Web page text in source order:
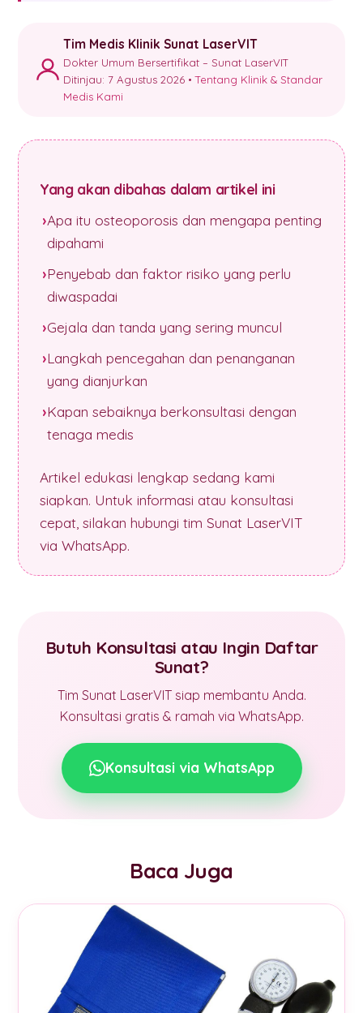
Tim Medis Klinik Sunat LaserVIT
Dokter Umum Bersertifikat – Sunat LaserVIT
Ditinjau: 7 Agustus 2026 •Tentang Klinik & Standar
Medis Kami
Yang akan dibahas dalam artikel ini
Apa itu osteoporosis dan mengapa penting
dipahami
Penyebab dan faktor risiko yang perlu
diwaspadai
Gejala dan tanda yang sering muncul
Langkah pencegahan dan penanganan
yang dianjurkan
Kapan sebaiknya berkonsultasi dengan
tenaga medis
Artikel edukasi lengkap sedang kami
siapkan. Untuk informasi atau konsultasi
cepat, silakan hubungi tim Sunat LaserVIT
via WhatsApp.
Butuh Konsultasi atau Ingin Daftar
Sunat?
Tim Sunat LaserVIT siap membantu Anda.
Konsultasi gratis & ramah via WhatsApp.
Konsultasi via WhatsApp
Baca Juga